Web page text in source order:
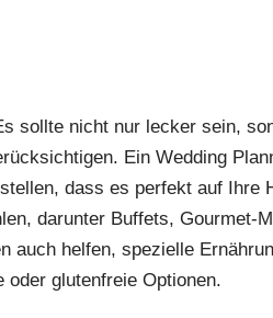
sollte nicht nur lecker sein,
Ein Wedding
dass es perfekt auf Ihre
darunter Buffets, Gourmet-
auch helfen, spezielle
glutenfreie Optionen.